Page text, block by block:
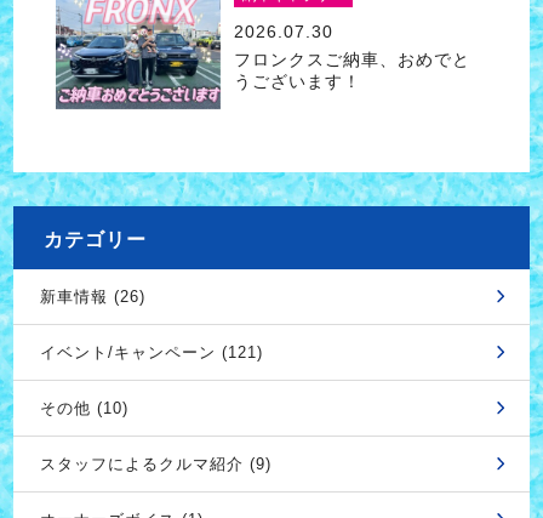
2026.07.30
フロンクスご納車、おめでと
うございます！
カテゴリー
新車情報 (26)
イベント/キャンペーン (121)
その他 (10)
スタッフによるクルマ紹介 (9)